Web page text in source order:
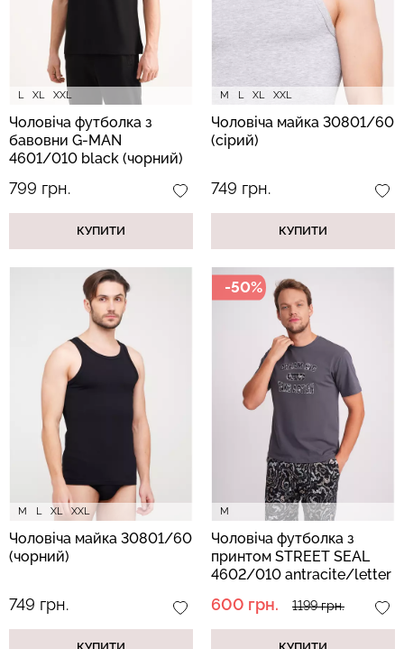
L XL XXL
Чоловіча футболка з
бавовни G-MAN
4601/010 black (чорний)
799 грн.
КУПИТИ
M L XL XXL
Чоловіча майка 30801/60
(сірий)
749 грн.
КУПИТИ
M L XL XXL
Чоловіча майка 30801/60
(чорний)
749 грн.
M
-50%
Чоловіча футболка з
принтом STREET SEAL
4602/010 antracite/letter
600 грн. 1199 грн.